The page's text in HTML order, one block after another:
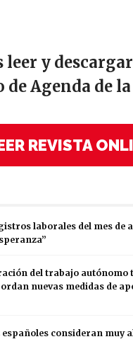
leer y
de Agenda de
REVISTA
laborales del mes de
del trabajo autónomo
nuevas medidas de
españoles consideran muy